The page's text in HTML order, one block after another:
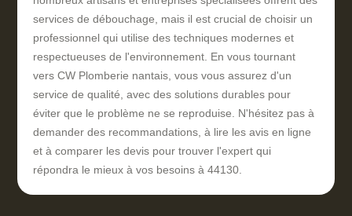
services de débouchage, mais il est crucial de choisir un
professionnel qui utilise des techniques modernes et
respectueuses de l'environnement. En vous tournant
vers CW Plomberie nantais, vous vous assurez d'un
service de qualité, avec des solutions durables pour
éviter que le problème ne se reproduise. N'hésitez pas à
demander des recommandations, à lire les avis en ligne
et à comparer les devis pour trouver l'expert qui
répondra le mieux à vos besoins à 44130.